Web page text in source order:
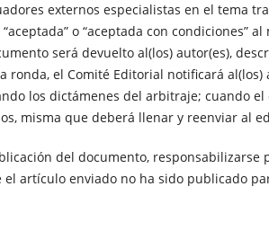
externos especialistas en el tema
o “aceptada con condiciones”
será devuelto al(los) autor(es),
ronda, el Comité Editorial notificará
los dictámenes del arbitraje; cuando el
misma que deberá llenar y reenviar al
del documento, responsabilizarse
artículo enviado no ha sido publicado